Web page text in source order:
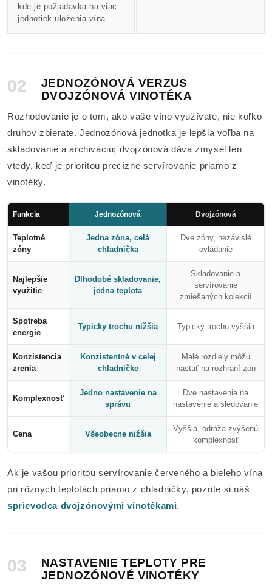
kde je požiadavka na viac
jednotiek uloženia vína.
02
JEDNOZÓNOVÁ VERZUS
DVOJZÓNOVÁ VINOTÉKA
Rozhodovanie je o tom, ako vaše víno využívate, nie koľko
druhov zbierate. Jednozónová jednotka je lepšia voľba na
skladovanie a archiváciu; dvojzónová dáva zmysel len
vtedy, keď je prioritou precízne servírovanie priamo z
vinotéky.
Funkcia Jednozónová Dvojzónová
Teplotné
zóny
Jedna zóna, celá
chladnička
Dve zóny, nezávislé
ovládanie
Najlepšie
využitie
Dlhodobé skladovanie,
jedna teplota
Skladovanie a
servírovanie
zmiešaných kolekcií
Spotreba
energie
Typicky trochu nižšia Typicky trochu vyššia
Konzistencia
zrenia
Konzistentné v celej
chladničke
Malé rozdiely môžu
nastať na rozhraní zón
Komplexnosť
Jedno nastavenie na
správu
Dve nastavenia na
nastavenie a sledovanie
Cena Všeobecne nižšia
Vyššia, odráža zvýšenú
komplexnosť
Ak je vašou prioritou servírovanie červeného a bieleho vína
pri rôznych teplotách priamo z chladničky, pozrite si náš
sprievodca dvojzónovými vinotékami.
03
NASTAVENIE TEPLOTY PRE
JEDNOZÓNOVÉ VINOTÉKY